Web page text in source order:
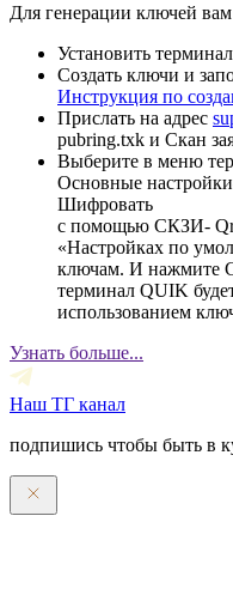
Для генерации ключей
Установить
Создать ключи и
Инструкция по
Прислать на адрес
pubring.txk и Скан
Выберите в меню
Основные
Шифровать
с помощью СКЗИ-
«Настройках по
ключам. И нажмите
терминал QUIK
использованием
Узнать больше...
Наш ТГ канал
подпишись чтобы быть в